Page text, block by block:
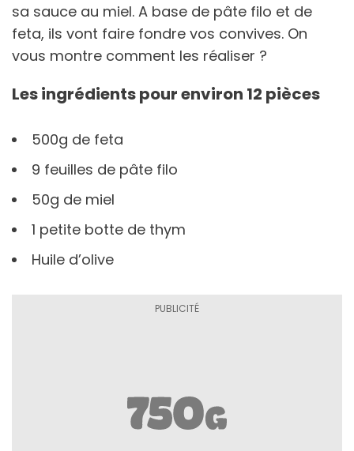
sa sauce au miel. A base de pâte filo et de
feta, ils vont faire fondre vos convives. On
vous montre comment les réaliser ?
Les ingrédients pour environ 12 pièces
500g de feta
9 feuilles de pâte filo
50g de miel
1 petite botte de thym
Huile d’olive